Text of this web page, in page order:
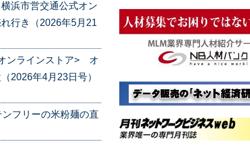
浜市営交通公式オン
行き（2026年5月21
ンラインストア> オ
2026年4月23日号）
フリーの米粉麺の直